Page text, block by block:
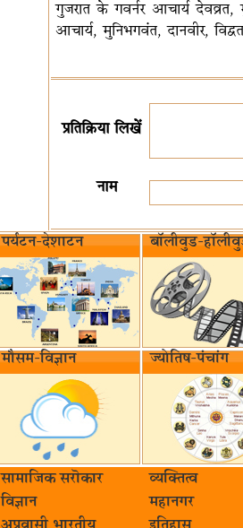
गुजरात के गवर्नर आचार्य
आचार्य, मुनिभगवंत, दानवीर,
प्रतिक्रिया लिखें
नाम
पर्यटन-देशाटन बॉलीवुड-
मौसम-विज्ञान ज्योतिष-पंचांग
सामाजिक सरॊकार‌
व्यक्तित्व
विज्ञान
महानगर